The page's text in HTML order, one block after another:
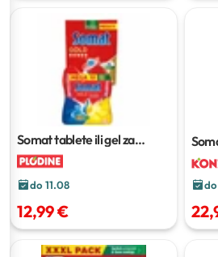
Somat tablete ili gel za
perilicu posuđa
2 x 540 ml
do 11.08
12,99 €
do